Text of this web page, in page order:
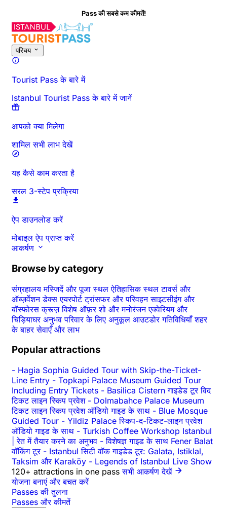
Pass की सबसे कम कीमतें!
परिचय
Tourist Pass के बारे में
Istanbul Tourist Pass के बारे में जानें
आपको क्या मिलेगा
शामिल सभी लाभ देखें
यह कैसे काम करता है
सरल 3-स्टेप प्रक्रिया
ऐप डाउनलोड करें
मोबाइल ऐप प्राप्त करें
आकर्षण
Browse by category
संग्रहालयमस्जिदें और पूजा स्थलऐतिहासिक स्थलटावर्स और
ऑब्ज़र्वेशन डेक्सएयरपोर्ट ट्रांसफर और परिवहनसाइटसीइंग और
बॉस्फोरस क्रूज़विशेष ऑफ़रशो और मनोरंजनएक्वेरियम और
चिड़ियाघर अनुभवपरिवार के लिए अनुकूल आउटडोर गतिविधियाँशहर
के बाहरसेवाएँ और लाभ
Popular attractions
- Hagia Sophia Guided Tour with Skip-the-Ticket-
Line Entry - Topkapi Palace Museum Guided Tour
Including Entry Tickets - Basilica Cistern गाइडेड टूर विद
टिकट लाइन स्किप प्रवेश - Dolmabahce Palace Museum
टिकट लाइन स्किप प्रवेश ऑडियो गाइड के साथ - Blue Mosque
Guided Tour - Yildiz Palace स्किप-द-टिकट-लाइन प्रवेश
ऑडियो गाइड के साथ - Turkish Coffee Workshop Istanbul
| रेत में तैयार करने का अनुभव - विशेषज्ञ गाइड के साथ Fener Balat
वॉकिंग टूर - Istanbul सिटी वॉक गाइडेड टूर: Galata, Istiklal,
Taksim और Karaköy - Legends of Istanbul Live Show
120+ attractions in one pass सभी आकर्षण देखें
योजना बनाएं और बचत करें
Passes की तुलना
Passes और कीमतें
अवलोकन समय और अवधि विस्तृत जानकारी